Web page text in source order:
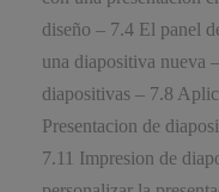
diseño – 7.4 El panel
una diapositiva nueva
diapositivas – 7.8
Presentacion de
7.11 Impresion de